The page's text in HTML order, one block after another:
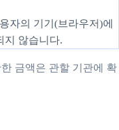
자의 기기(브라우저)에
지 않습니다.
금액은 관할 기관에 확